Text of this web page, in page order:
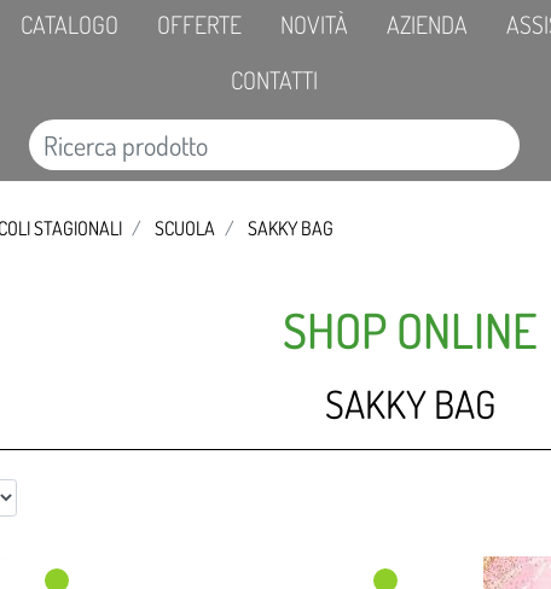
CATALOGO OFFERTE NOVITÀ AZIENDA
CONTATTI
STAGIONALI SCUOLA SAKKY BAG
SHOP ONLINE
SAKKY BAG